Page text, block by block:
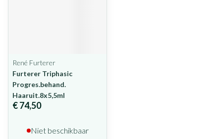
René Furterer
Furterer Triphasic
Progres.behand.
Haaruit.8x5,5ml
€ 74,50
Niet beschikbaar